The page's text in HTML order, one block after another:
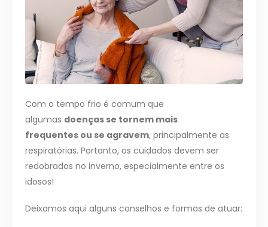
Com o tempo frio é comum que
algumas doenças se tornem mais
frequentes ou se agravem, principalmente as
respiratórias. Portanto, os cuidados devem ser
redobrados no inverno, especialmente entre os
idosos!
Deixamos aqui alguns conselhos e formas de atuar: